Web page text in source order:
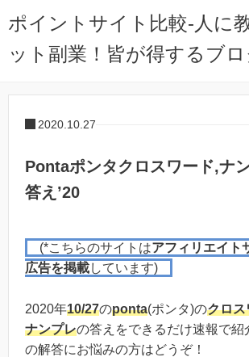
ポイントサイト比較-人に
ット副業！皆が得するブ
2020.10.27
Pontaポンタクロスワード,ナ
答え’20
(*こちらのサイトはアフィリエイト
広告を掲載しています)
2020年10/27のponta(ポンタ)のクロス
ナンプレの答えをできるだけ速報で紹
の解答にお悩みの方はどうぞ！